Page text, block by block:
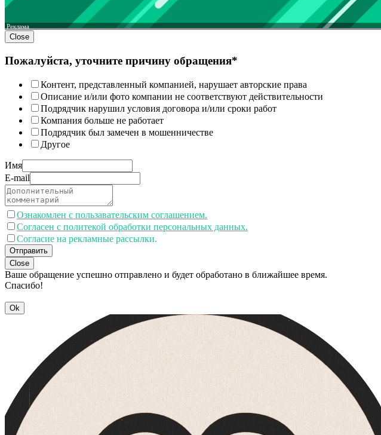
Реклама
Close
Пожалуйста, уточните причину обращения*
Контент, представленный компанией, нарушает авторские права
Описание и/или фото компании не соответствуют действительности
Подрядчик нарушил условия договора и/или сроки работ
Компания больше не работает
Подрядчик был замечен в мошенничестве
Другое
Имя
E-mail
Ознакомлен с пользавательским соглашением.
Согласен с политекой обработки персональных данных.
Согласие на рекламные рассылки.
Отправить
Close
Ваше обращение успешно отправлено и будет обработано в ближайшее время.
Спасибо!
Ok